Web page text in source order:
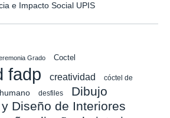
e Impacto Social UPIS
Grado Coctel
fadp creatividad
cóctel de
desfiles
Dibujo
Diseño de Interiores